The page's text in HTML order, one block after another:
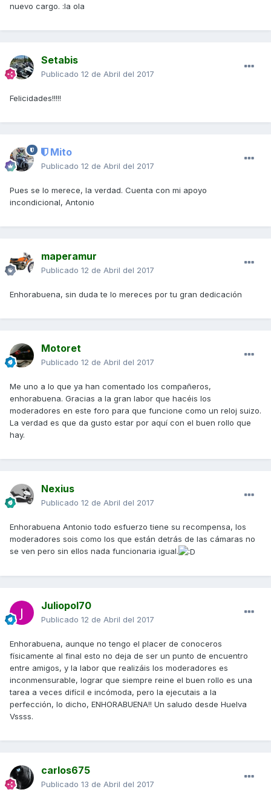
nuevo cargo. :la ola
Setabis
Publicado 12 de Abril del 2017
Felicidades!!!!!
Mito
Publicado 12 de Abril del 2017
Pues se lo merece, la verdad. Cuenta con mi apoyo
incondicional, Antonio
maperamur
Publicado 12 de Abril del 2017
Enhorabuena, sin duda te lo mereces por tu gran dedicación
Motoret
Publicado 12 de Abril del 2017
Me uno a lo que ya han comentado los compañeros,
enhorabuena. Gracias a la gran labor que hacéis los
moderadores en este foro para que funcione como un reloj suizo.
La verdad es que da gusto estar por aquí con el buen rollo que
hay.
Nexius
Publicado 12 de Abril del 2017
Enhorabuena Antonio todo esfuerzo tiene su recompensa, los
moderadores sois como los que están detrás de las cámaras no
se ven pero sin ellos nada funcionaria igual.
Juliopol70
Publicado 12 de Abril del 2017
Enhorabuena, aunque no tengo el placer de conoceros
físicamente al final esto no deja de ser un punto de encuentro
entre amigos, y la labor que realizáis los moderadores es
inconmensurable, lograr que siempre reine el buen rollo es una
tarea a veces difícil e incómoda, pero la ejecutais a la
perfección, lo dicho, ENHORABUENA!! Un saludo desde Huelva
Vssss.
carlos675
Publicado 13 de Abril del 2017